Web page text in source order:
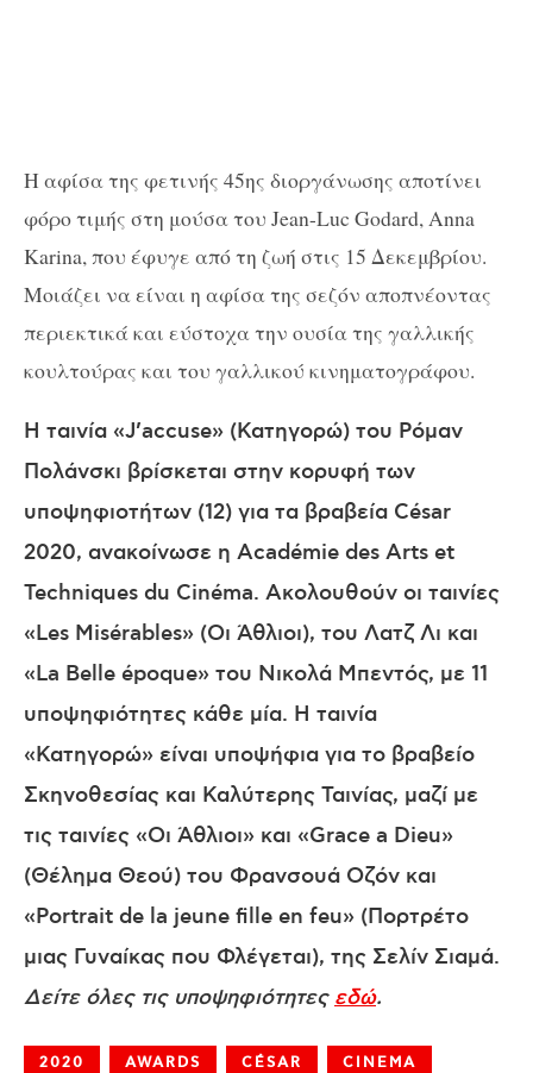
Η αφίσα της φετινής 45ης διοργάνωσης αποτίνει
φόρο τιμής στη μούσα του Jean-Luc Godard, Anna
Karina, που έφυγε από τη ζωή στις 15 Δεκεμβρίου.
Μοιάζει να είναι η αφίσα της σεζόν αποπνέοντας
περιεκτικά και εύστοχα την ουσία της γαλλικής
κουλτούρας και του γαλλικού κινηματογράφου.
Η ταινία «J’accuse» (Κατηγορώ) του Ρόμαν
Πολάνσκι βρίσκεται στην κορυφή των
υποψηφιοτήτων (12) για τα βραβεία César
2020, ανακοίνωσε η Académie des Arts et
Techniques du Cinéma. Ακολουθούν οι ταινίες
«Les Misérables» (Οι Άθλιοι), του Λατζ Λι και
«La Belle époque» του Νικολά Μπεντός, με 11
υποψηφιότητες κάθε μία. Η ταινία
«Κατηγορώ» είναι υποψήφια για το βραβείο
Σκηνοθεσίας και Καλύτερης Ταινίας, μαζί με
τις ταινίες «Οι Άθλιοι» και «Grace a Dieu»
(Θέλημα Θεού) του Φρανσουά Οζόν και
«Portrait de la jeune fille en feu» (Πορτρέτο
μιας Γυναίκας που Φλέγεται), της Σελίν Σιαμά.
Δείτε όλες τις υποψηφιότητες εδώ.
2020 AWARDS CÉSAR CINEMA